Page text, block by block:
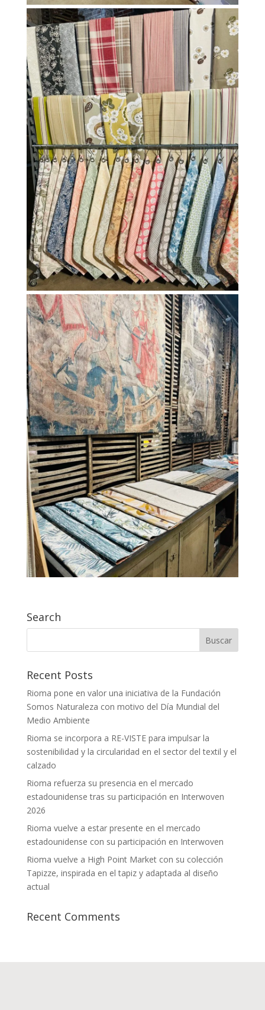
Search
Recent Posts
Rioma pone en valor una iniciativa de la Fundación
Somos Naturaleza con motivo del Día Mundial del
Medio Ambiente
Rioma se incorpora a RE-VISTE para impulsar la
sostenibilidad y la circularidad en el sector del textil y el
calzado
Rioma refuerza su presencia en el mercado
estadounidense tras su participación en Interwoven
2026
Rioma vuelve a estar presente en el mercado
estadounidense con su participación en Interwoven
Rioma vuelve a High Point Market con su colección
Tapizze, inspirada en el tapiz y adaptada al diseño
actual
Recent Comments